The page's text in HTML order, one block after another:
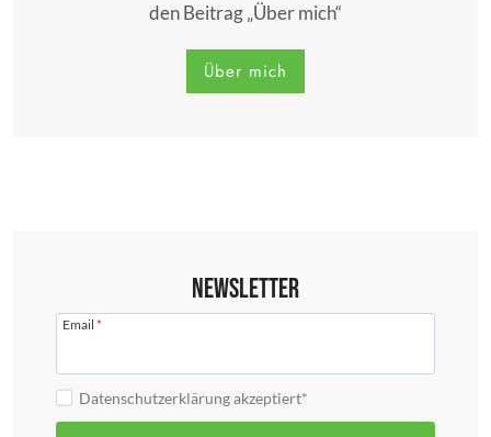
den Beitrag „Über mich“
Über mich
Newsletter
Email *
Datenschutzerklärung akzeptiert*